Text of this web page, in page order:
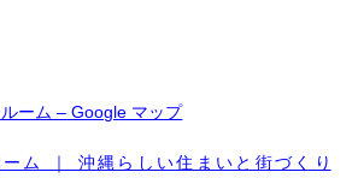
ーム – Google マップ
ム ｜ 沖縄らしい住まいと街づくり